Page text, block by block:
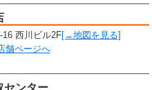
16 西川ビル2F[→地図を見る]
舗ページへ
センター